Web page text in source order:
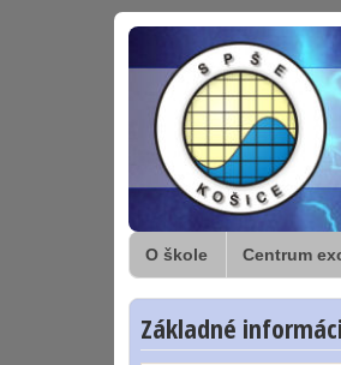
O škole Centrum
Základné